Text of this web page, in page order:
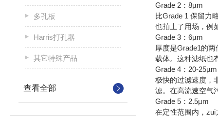
多孔板
Harris打孔器
其它特殊产品
查看全部
Grade 2：8µm
比Grade 1 保留力
也拍上了用场，例
Grade 3：6µm
厚度是Grade1的
载体。这种滤纸也
Grade 4：20-25µm
极快的过滤速度，
滤。在高流速空气
Grade 5：2.5µm
在定性范围内，